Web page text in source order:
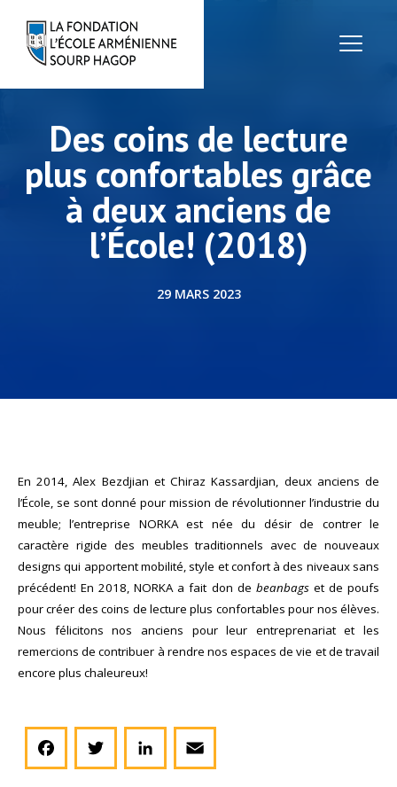
Des coins de lecture
plus confortables grâce
à deux anciens de
l’École! (2018)
29 MARS 2023
En 2014, Alex Bezdjian et Chiraz Kassardjian, deux anciens de
l’École, se sont donné pour mission de révolutionner l’industrie du
meuble; l’entreprise NORKA est née du désir de contrer le
caractère rigide des meubles traditionnels avec de nouveaux
designs qui apportent mobilité, style et confort à des niveaux sans
précédent! En 2018, NORKA a fait don de beanbagset de poufs
pour créer des coins de lecture plus confortables pour nos élèves.
Nous félicitons nos anciens pour leur entreprenariat et les
remercions de contribuer à rendre nos espaces de vie et de travail
encore plus chaleureux!
Facebook Twitter LinkedIn Email